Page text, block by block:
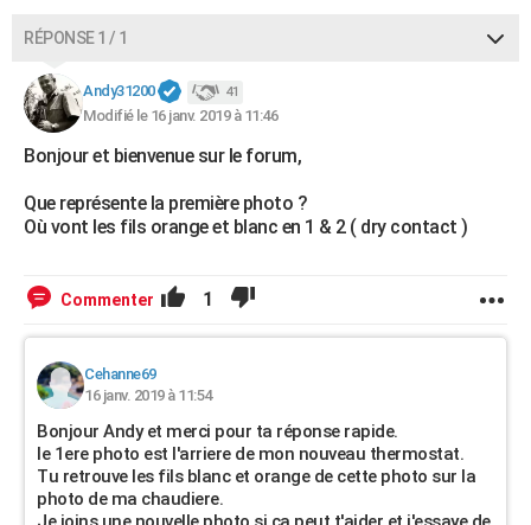
RÉPONSE 1 / 1
Andy31200 41
Modifié le 16 janv. 2019 à 11:46
Bonjour et bienvenue sur le forum,
Que représente la première photo ?
Où vont les fils orange et blanc en 1 & 2 ( dry contact )
Commenter 1
Cehanne69
16 janv. 2019 à 11:54
Bonjour Andy et merci pour ta réponse rapide.
le 1ere photo est l'arriere de mon nouveau thermostat.
Tu retrouve les fils blanc et orange de cette photo sur la
photo de ma chaudiere.